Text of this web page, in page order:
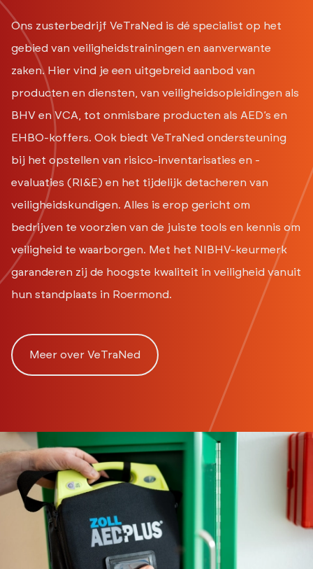
Ons zusterbedrijf VeTraNed is dé specialist op het
gebied van veiligheidstrainingen en aanverwante
zaken. Hier vind je een uitgebreid aanbod van
producten en diensten, van veiligheidsopleidingen als
BHV en VCA, tot onmisbare producten als AED’s en
EHBO-koffers. Ook biedt VeTraNed ondersteuning
bij het opstellen van risico-inventarisaties en -
evaluaties (RI&E) en het tijdelijk detacheren van
veiligheidskundigen. Alles is erop gericht om
bedrijven te voorzien van de juiste tools en kennis om
veiligheid te waarborgen. Met het NIBHV-keurmerk
garanderen zij de hoogste kwaliteit in veiligheid vanuit
hun standplaats in Roermond.
Meer over VeTraNed